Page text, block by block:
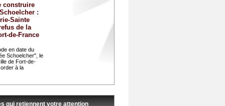
construire
:
Sainte
de la
de-France
en date du
Schoelcher", le
de Fort-de-
à la
qui retiennent votre attention